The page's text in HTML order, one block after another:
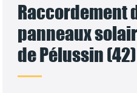
Raccordement
panneaux
de Pélussin (42)